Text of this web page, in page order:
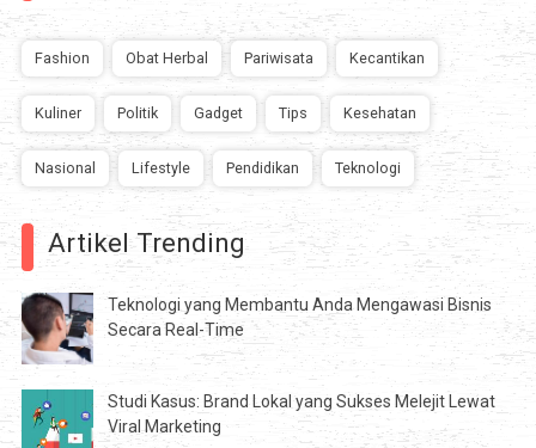
Fashion Obat Herbal Pariwisata Kecantikan
Kuliner Politik Gadget Tips Kesehatan
Nasional Lifestyle Pendidikan Teknologi
Artikel Trending
Teknologi yang Membantu Anda Mengawasi Bisnis
Secara Real-Time
Studi Kasus: Brand Lokal yang Sukses Melejit Lewat
Viral Marketing